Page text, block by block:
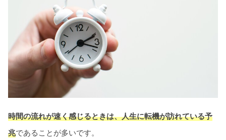
時間の流れが速く感じるときは、人生に転機が訪れている予
兆であることが多いです。